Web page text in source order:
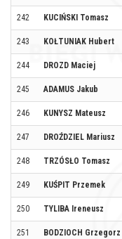
242 KUCIŃSKI Tomasz
243 KOŁTUNIAK Hubert
244 DROZD Maciej
245 ADAMUS Jakub
246 KUNYSZ Mateusz
247 DROŹDZIEL Mariusz
248 TRZÓSŁO Tomasz
249 KUŚPIT Przemek
250 TYLIBA Ireneusz
251 BODZIOCH Grzegorz